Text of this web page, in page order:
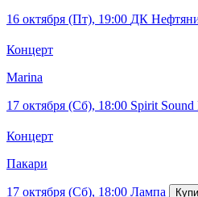
16 октября (Пт), 19:00 ДК
Концерт
Marina
17 октября (Сб), 18:00 Spirit Sound
Концерт
Пакари
17 октября (Сб), 18:00 Лампа